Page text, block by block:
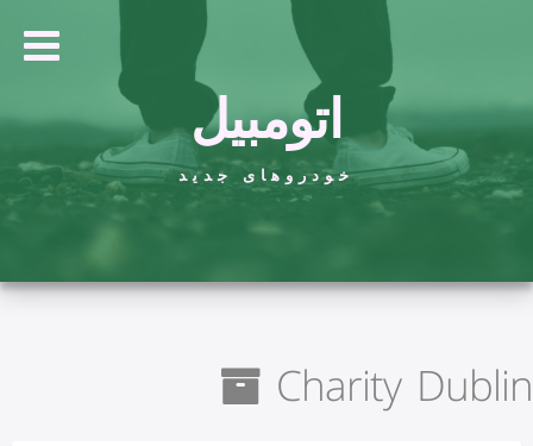
اتومبیل
خودروهای جدید
Charity Dublin